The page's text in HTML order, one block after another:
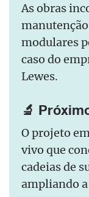
As obras
modulares
caso do
Lewes.
🔬
O projeto
vivo que
cadeias de
ampliando